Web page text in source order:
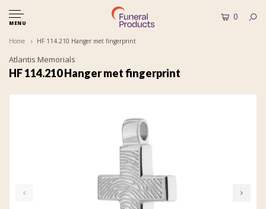
MENU
0
Home HF 114.210 Hanger met fingerprint
Atlantis Memorials
HF 114.210 Hanger met fingerprint